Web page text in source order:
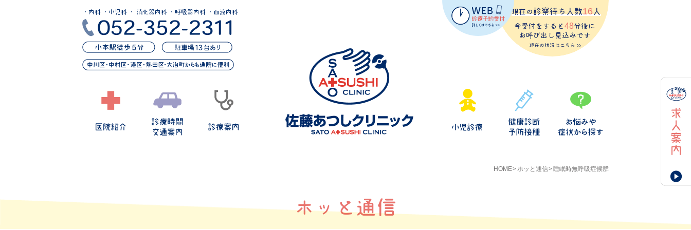
・内科 ・小児科 ・ 消化器内科 ・呼吸器内科 ・血液内科 現在の診察待ち人数16人
今受付をすると 48分後に
お呼び出し見込みです
現在の状況はこちら >>
HOME ホッと通信 睡眠時無呼吸症候群
ホッと通信